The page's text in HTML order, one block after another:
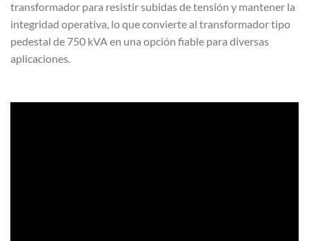
transformador para resistir subidas de tensión y mantener la
integridad operativa, lo que convierte al transformador tipo
pedestal de 750 kVA en una opción fiable para diversas
aplicaciones.